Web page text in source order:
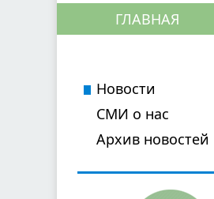
ГЛАВНАЯ
Новости
СМИ о нас
Архив новостей